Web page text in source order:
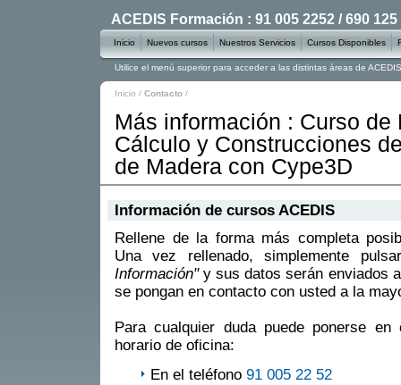
Inicio / Contacto /
Más información : Curso de
Cálculo y Construcciones
de Madera con Cype3D
Información de cursos ACEDIS
Rellene de la forma más completa
Una vez rellenado, simplemente
Información"y sus datos serán enviados
se pongan en contacto con usted a la
Para cualquier duda puede ponerse
horario de oficina:
En el teléfono 91 005 22 52
ACEDIS Formación : 91 005 2252 / 690 125
Inicio Nuevos cursos Nuestros Servicios Cursos Disponibles
Utilice el menú superior para acceder a las distintas áreas de